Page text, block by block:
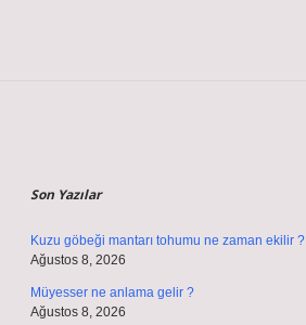
Son Yazılar
Kuzu göbeği mantarı tohumu ne zaman ekilir ?
Ağustos 8, 2026
Müyesser ne anlama gelir ?
Ağustos 8, 2026